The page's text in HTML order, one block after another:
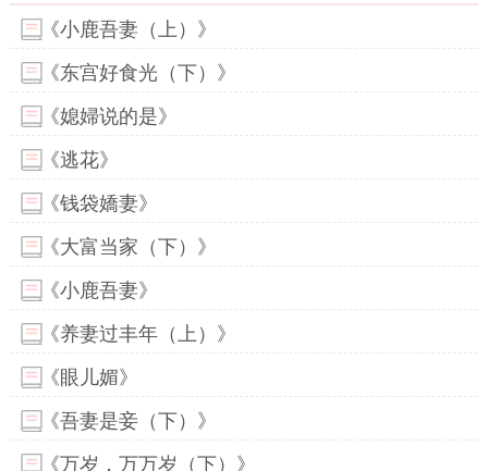
《小鹿吾妻（上）》
《东宫好食光（下）》
《媳婦说的是》
《逃花》
《钱袋嬌妻》
《大富当家（下）》
《小鹿吾妻》
《养妻过丰年（上）》
《眼儿媚》
《吾妻是妾（下）》
《万岁，万万岁（下）》